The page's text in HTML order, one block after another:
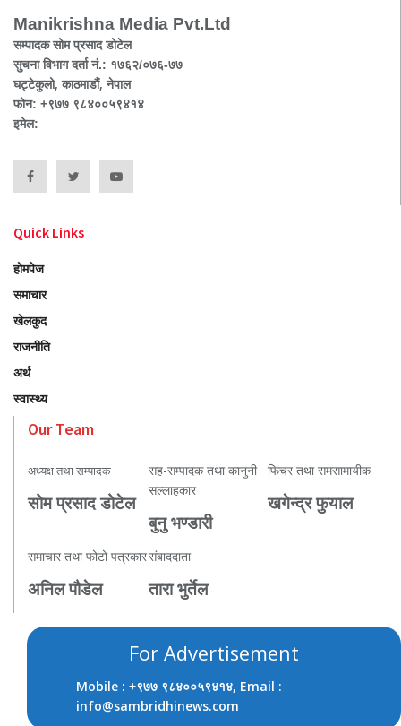
Manikrishna Media Pvt.Ltd
सम्पादक सोम प्रसाद डोटेल
सुचना विभाग दर्ता नं.: १७६२/०७६-७७
घट्टेकुलो, काठमाडौं, नेपाल
फोन: +९७७ ९८४००५९४१४
इमेल:
Quick Links
होमपेज
समाचार
खेलकुद
राजनीति
अर्थ
स्वास्थ्य
Our Team
अध्यक्ष तथा सम्पादक
सोम प्रसाद डोटेल
सह-सम्पादक तथा कानुनी
सल्लाहकार
बुनु भण्डारी
फिचर तथा समसामायीक
खगेन्द्र फुयाल
समाचार तथा फोटो पत्रकार
अनिल पौडेल
संबाददाता
तारा भुर्तेल
For Advertisement
Mobile : +९७७ ९८४००५९४१४, Email :
info@sambridhinews.com